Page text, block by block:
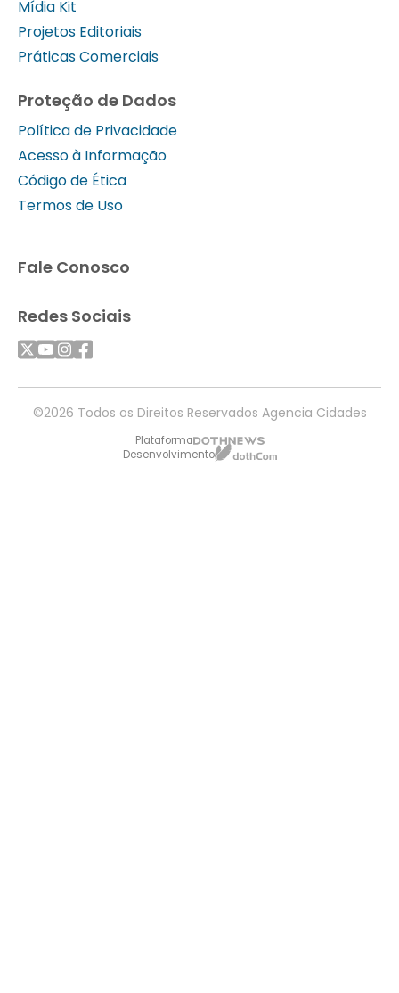
Mídia Kit
Projetos Editoriais
Práticas Comerciais
Proteção de Dados
Política de Privacidade
Acesso à Informação
Código de Ética
Termos de Uso
Fale Conosco
Redes Sociais
©2026 Todos os Direitos Reservados Agencia Cidades
Plataforma
Desenvolvimento